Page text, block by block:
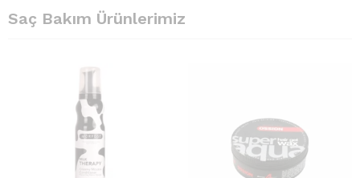
Saç Bakım Ürünlerimiz